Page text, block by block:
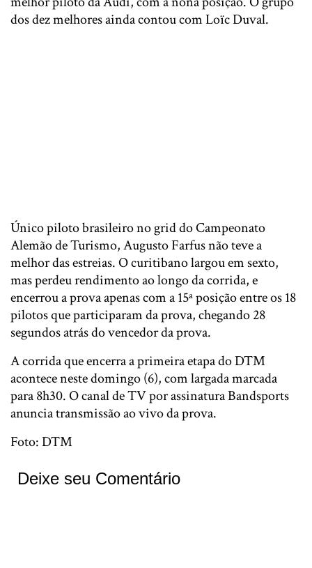
dos dez melhores ainda contou com Loïc Duval.
Único piloto brasileiro no grid do Campeonato
Alemão de Turismo, Augusto Farfus não teve a
melhor das estreias. O curitibano largou em sexto,
mas perdeu rendimento ao longo da corrida, e
encerrou a prova apenas com a 15ª posição entre os 18
pilotos que participaram da prova, chegando 28
segundos atrás do vencedor da prova.
A corrida que encerra a primeira etapa do DTM
acontece neste domingo (6), com largada marcada
para 8h30. O canal de TV por assinatura Bandsports
anuncia transmissão ao vivo da prova.
Foto: DTM
Deixe seu Comentário